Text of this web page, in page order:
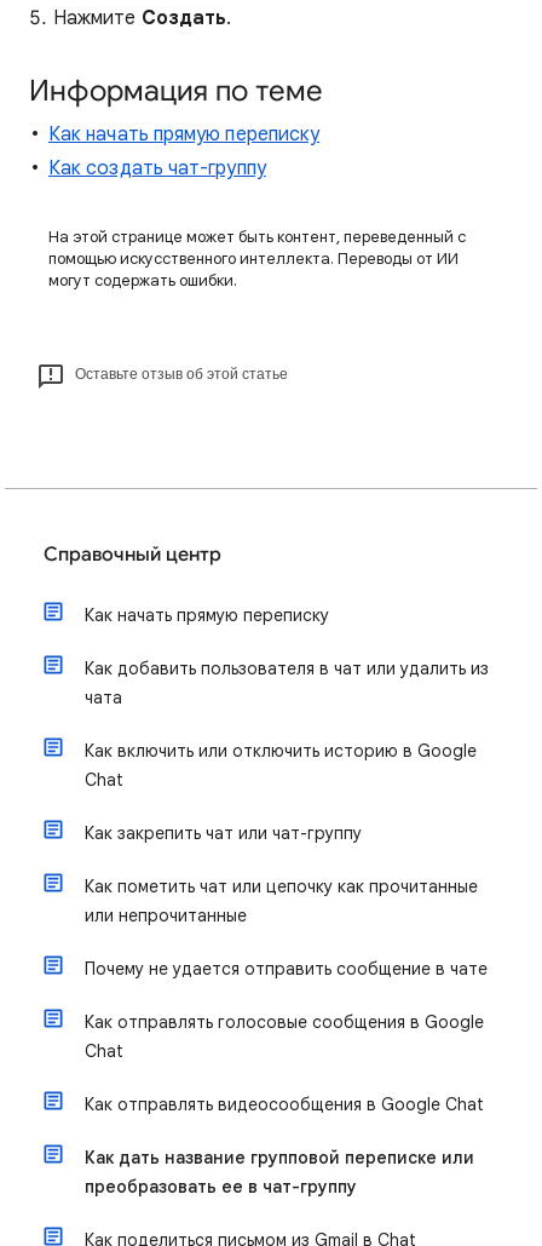
Нажмите Создать.
Информация по теме
Как начать прямую переписку
Как создать чат-группу
На этой странице может быть контент, переведенный с
помощью искусственного интеллекта. Переводы от ИИ
могут содержать ошибки.
Оставьте отзыв об этой статье
Справочный центр
Как начать прямую переписку
Как добавить пользователя в чат или удалить из
чата
Как включить или отключить историю в Google
Chat
Как закрепить чат или чат-группу
Как пометить чат или цепочку как прочитанные
или непрочитанные
Почему не удается отправить сообщение в чате
Как отправлять голосовые сообщения в Google
Chat
Как отправлять видеосообщения в Google Chat
Как дать название групповой переписке или
преобразовать ее в чат-группу
Как поделиться письмом из Gmail в Chat